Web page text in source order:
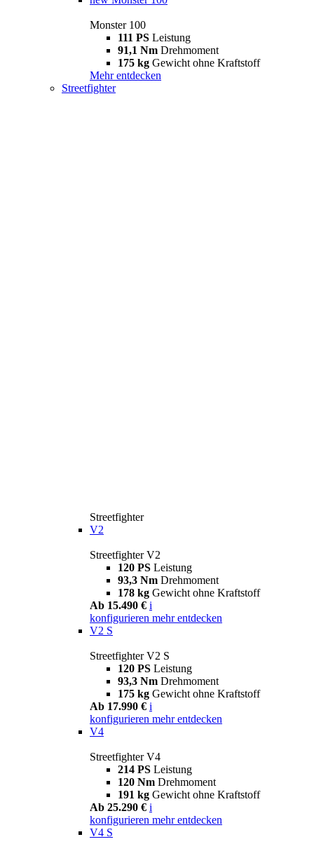
Monster 100
111 PS Leistung
91,1 Nm Drehmoment
175 kg Gewicht ohne Kraftstoff
Mehr entdecken
Streetfighter
Streetfighter
V2
Streetfighter V2
120 PS Leistung
93,3 Nm Drehmoment
178 kg Gewicht ohne Kraftstoff
Ab 15.490 € i
konfigurieren mehr entdecken
V2 S
Streetfighter V2 S
120 PS Leistung
93,3 Nm Drehmoment
175 kg Gewicht ohne Kraftstoff
Ab 17.990 € i
konfigurieren mehr entdecken
V4
Streetfighter V4
214 PS Leistung
120 Nm Drehmoment
191 kg Gewicht ohne Kraftstoff
Ab 25.290 € i
konfigurieren mehr entdecken
V4 S